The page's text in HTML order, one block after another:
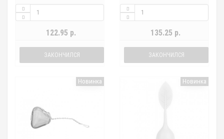
122.95 р.
ЗАКОНЧИЛСЯ
135.25 р.
ЗАКОНЧИЛСЯ
Новинка Новинка